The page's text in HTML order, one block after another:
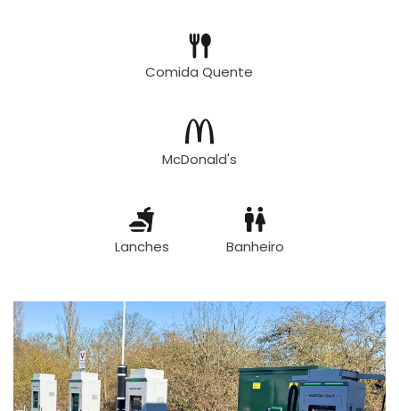
Comida Quente
McDonald's
Lanches Banheiro